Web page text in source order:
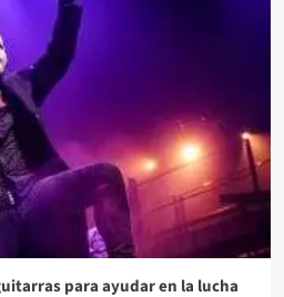
para ayudar en la lucha